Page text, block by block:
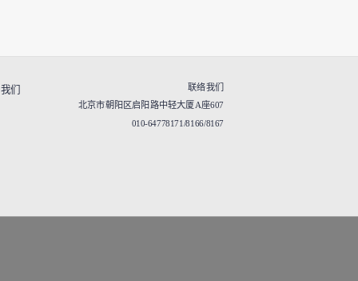
们 联络我们
北京市朝阳区启阳路中轻大厦A座607
010-64778171/8166/8167